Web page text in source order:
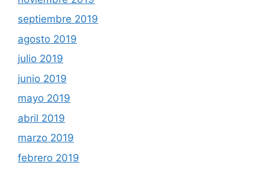
septiembre 2019
agosto 2019
julio 2019
junio 2019
mayo 2019
abril 2019
marzo 2019
febrero 2019